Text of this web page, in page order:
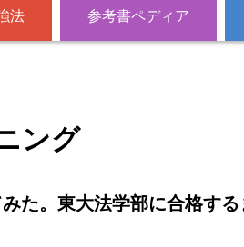
法 参考書ペディア
ング
た。東大法学部に合格す